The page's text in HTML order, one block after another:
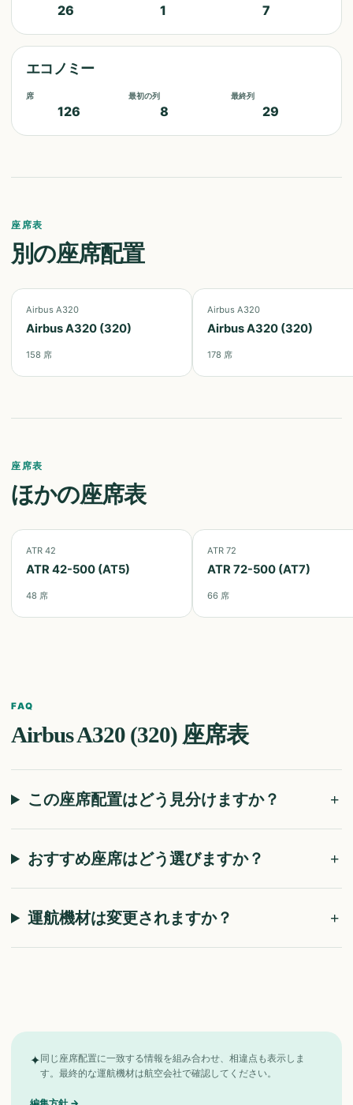
26 1 7
エコノミー
席
126
最初の列
8
最終列
29
座席表
別の座席配置
Airbus A320
Airbus A320 (320)
158 席
Airbus A320
Airbus A320 (320)
178 席
座席表
ほかの座席表
ATR 42
ATR 42-500 (AT5)
48 席
ATR 72
ATR 72-500 (AT7)
66 席
FAQ
Airbus A320 (320) 座席表
この座席配置はどう見分けますか？
おすすめ座席はどう選びますか？
運航機材は変更されますか？
✦同じ座席配置に一致する情報を組み合わせ、相違点も表示しま
す。最終的な運航機材は航空会社で確認してください。